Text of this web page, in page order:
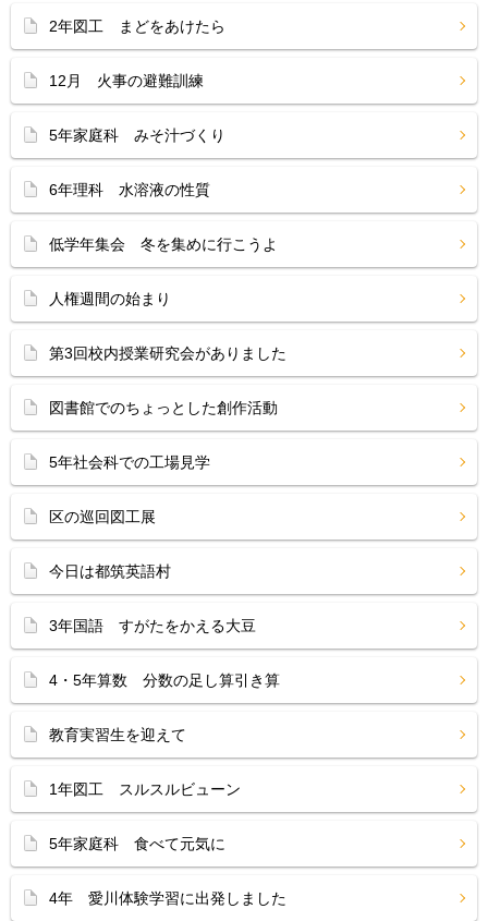
2年図工 まどをあけたら
12月 火事の避難訓練
5年家庭科 みそ汁づくり
6年理科 水溶液の性質
低学年集会 冬を集めに行こうよ
人権週間の始まり
第3回校内授業研究会がありました
図書館でのちょっとした創作活動
5年社会科での工場見学
区の巡回図工展
今日は都筑英語村
3年国語 すがたをかえる大豆
4・5年算数 分数の足し算引き算
教育実習生を迎えて
1年図工 スルスルビューン
5年家庭科 食べて元気に
4年 愛川体験学習に出発しました